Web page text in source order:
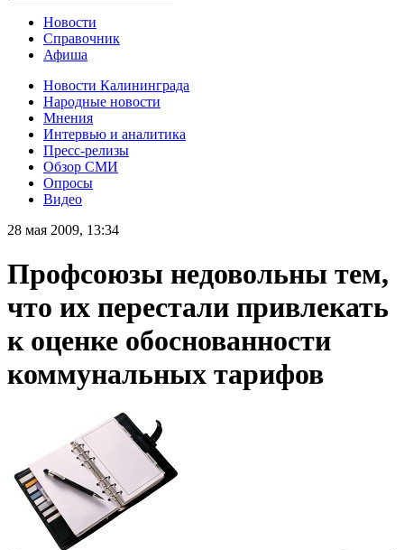
Новости
Справочник
Афиша
Новости Калининграда
Народные новости
Мнения
Интервью и аналитика
Пресс-релизы
Обзор СМИ
Опросы
Видео
28 мая 2009, 13:34
Профсоюзы недовольны тем,
что их перестали привлекать
к оценке обоснованности
коммунальных тарифов